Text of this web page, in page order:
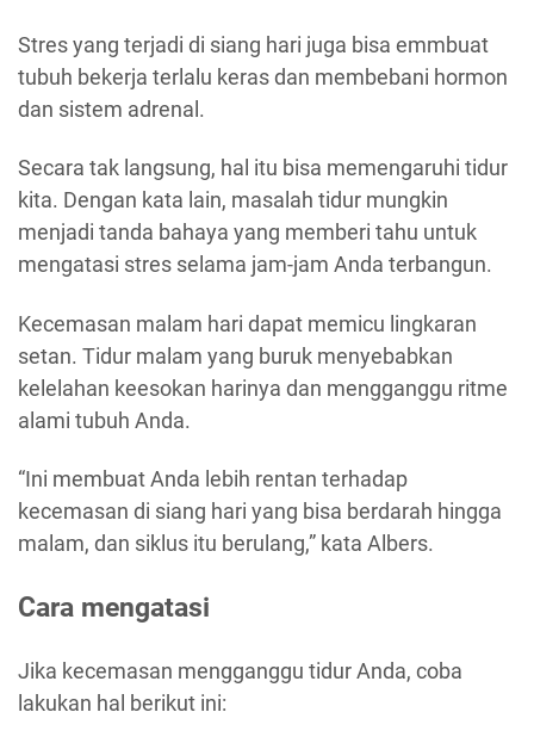
Stres yang terjadi di siang hari juga bisa emmbuat
tubuh bekerja terlalu keras dan membebani hormon
dan sistem adrenal.
Secara tak langsung, hal itu bisa memengaruhi tidur
kita. Dengan kata lain, masalah tidur mungkin
menjadi tanda bahaya yang memberi tahu untuk
mengatasi stres selama jam-jam Anda terbangun.
Kecemasan malam hari dapat memicu lingkaran
setan. Tidur malam yang buruk menyebabkan
kelelahan keesokan harinya dan mengganggu ritme
alami tubuh Anda.
“Ini membuat Anda lebih rentan terhadap
kecemasan di siang hari yang bisa berdarah hingga
malam, dan siklus itu berulang,” kata Albers.
Cara mengatasi
Jika kecemasan mengganggu tidur Anda, coba
lakukan hal berikut ini: